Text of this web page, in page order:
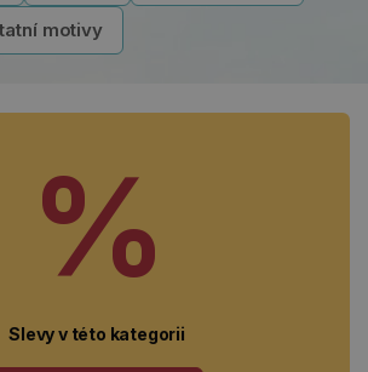
motivy
%
Slevy v této kategorii